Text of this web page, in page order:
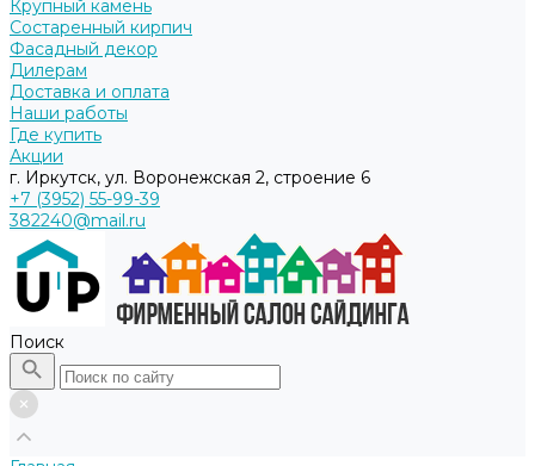
Крупный камень
Состаренный кирпич
Фасадный декор
Дилерам
Доставка и оплата
Наши работы
Где купить
Акции
г. Иркутск, ул. Воронежская 2, строение 6
+7 (3952) 55-99-39
382240@mail.ru
Поиск